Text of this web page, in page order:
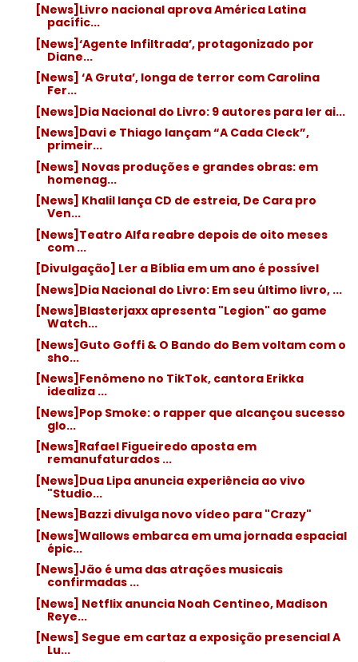
[News]Livro nacional aprova América Latina
pacífic...
[News]‘Agente Infiltrada’, protagonizado por
Diane...
[News] ‘A Gruta’, longa de terror com Carolina
Fer...
[News]Dia Nacional do Livro: 9 autores para ler ai...
[News]Davi e Thiago lançam “A Cada Cleck”,
primeir...
[News] Novas produções e grandes obras: em
homenag...
[News] Khalil lança CD de estreia, De Cara pro
Ven...
[News]Teatro Alfa reabre depois de oito meses
com ...
[Divulgação] Ler a Bíblia em um ano é possível
[News]Dia Nacional do Livro: Em seu último livro, ...
[News]Blasterjaxx apresenta "Legion" ao game
Watch...
[News]Guto Goffi & O Bando do Bem voltam com o
sho...
[News]Fenômeno no TikTok, cantora Erikka
idealiza ...
[News]Pop Smoke: o rapper que alcançou sucesso
glo...
[News]Rafael Figueiredo aposta em
remanufaturados ...
[News]Dua Lipa anuncia experiência ao vivo
"Studio...
[News]Bazzi divulga novo vídeo para "Crazy"
[News]Wallows embarca em uma jornada espacial
épic...
[News]Jão é uma das atrações musicais
confirmadas ...
[News] Netflix anuncia Noah Centineo, Madison
Reye...
[News] Segue em cartaz a exposição presencial A
Lu...